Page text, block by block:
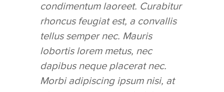
condimentum laoreet. Curabitur
rhoncus feugiat est, a convallis
tellus semper nec. Mauris
lobortis lorem metus, nec
dapibus neque placerat nec.
Morbi adipiscing ipsum nisi, at